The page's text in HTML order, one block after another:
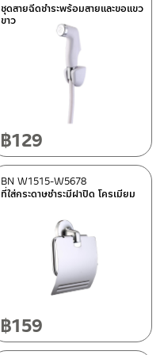
ชุดสายฉีดชำระพร้อมสายและขอแขว
ขาว
฿129
ที่ใส่กระดาษชำระมีฝาปิด โครเมียม
BN W1515-W5678
฿159